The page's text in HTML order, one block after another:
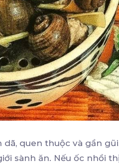
quen thuộc và gần
sành ăn. Nếu ốc nhồi